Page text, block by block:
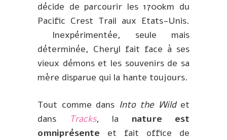
décide de parcourir les 1700km du
Pacific Crest Trail aux Etats-Unis.
Inexpérimentée, seule mais
déterminée, Cheryl fait face à ses
vieux démons et les souvenirs de sa
mère disparue qui la hante toujours.
Tout comme dans Into the Wildet
dans
Tracks, la nature est
omniprésente et fait office de